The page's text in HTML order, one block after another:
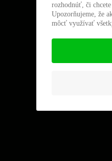
rozhodnúť, či
Upozorňujeme, že
môcť využívať